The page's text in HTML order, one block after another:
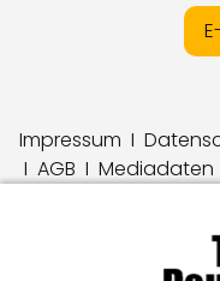
Impressum I
I AGB I Mediadaten
©